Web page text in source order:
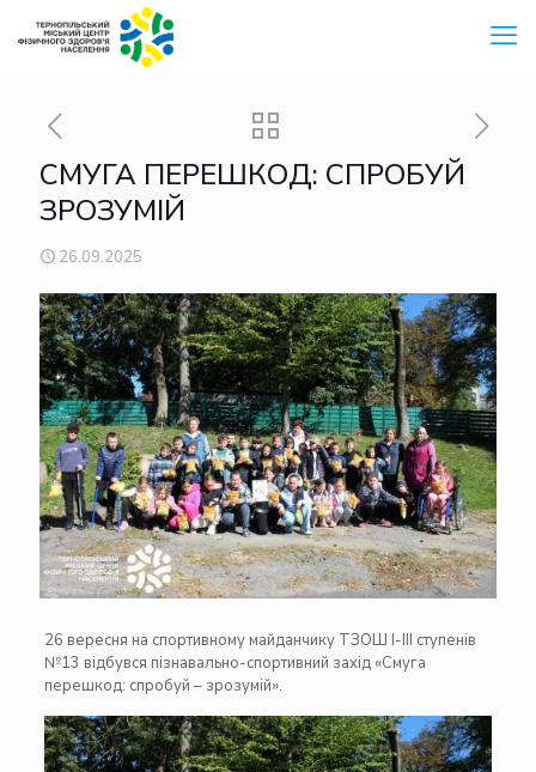
СМУГА ПЕРЕШКОД: СПРОБУЙ
ЗРОЗУМІЙ
26.09.2025
26 вересня на спортивному майданчику ТЗОШ І-ІІІ ступенів
№13 відбувся пізнавально-спортивний захід «Смуга
перешкод: спробуй – зрозумій».